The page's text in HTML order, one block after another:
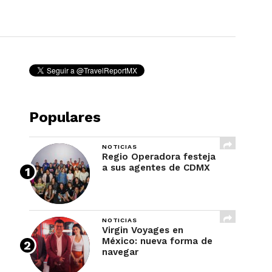
Populares
NOTICIAS
Regio Operadora festeja
a sus agentes de CDMX
NOTICIAS
Virgin Voyages en
México: nueva forma de
navegar